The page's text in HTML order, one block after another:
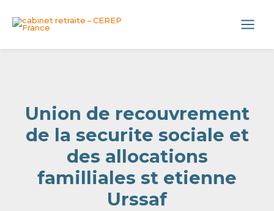
Main
Union de recouvrement
de la securite sociale et
des allocations
familliales st etienne
Urssaf